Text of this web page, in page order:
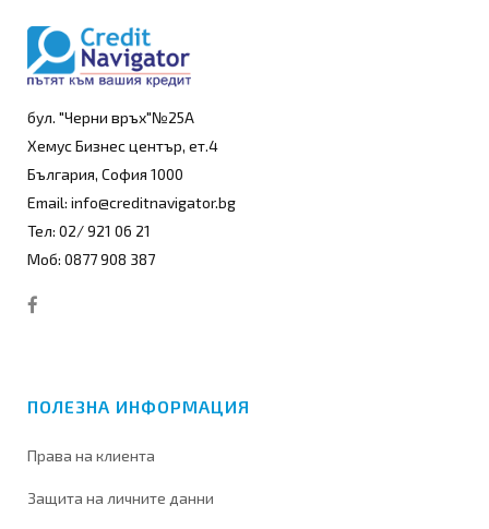
бул. "Черни връх"№25А
Хемус Бизнес център, ет.4
България, София 1000
Email: info@creditnavigator.bg
Тел: 02/ 921 06 21
Моб: 0877 908 387
ПОЛЕЗНА ИНФОРМАЦИЯ
Права на клиента
Защита на личните данни